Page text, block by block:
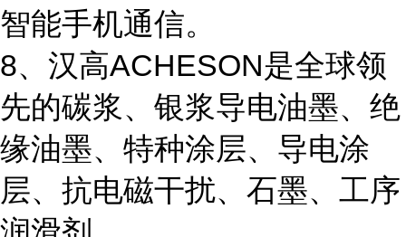
智能手机通信。
8、汉高ACHESON是全球领
先的碳浆、银浆导电油墨、绝
缘油墨、特种涂层、导电涂
层、抗电磁干扰、石墨、工序